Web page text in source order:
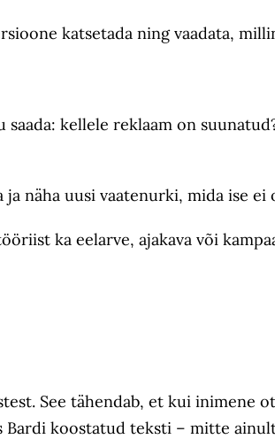
katsetada ning vaadata,
kellele reklaam on
näha uusi vaatenurki, mida ise ei
ka eelarve, ajakava või
See tähendab, et kui inimene
Bardi koostatud teksti – mitte